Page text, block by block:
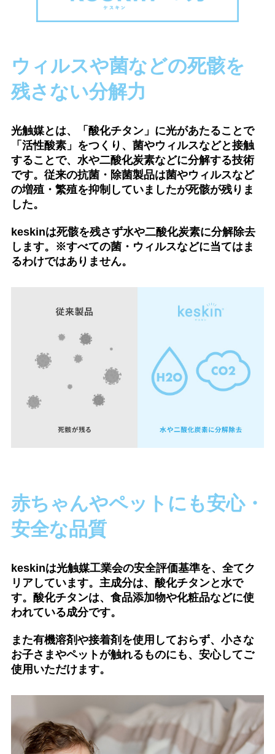
ウィルスや菌などの死骸を
残さない分解力
光触媒とは、「酸化チタン」に光があたることで
「活性酸素」をつくり、菌やウィルスなどと接触
することで、水や二酸化炭素などに分解する技術
です。従来の抗菌・除菌製品は菌やウィルスなど
の増殖・繁殖を抑制していましたが死骸が残りま
した。
keskinは死骸を残さず水や二酸化炭素に分解除去
します。
※すべての菌・ウィルスなどに当てはま
るわけではありません。
赤ちゃんやペットにも安心・
安全な品質
keskinは光触媒工業会の安全評価基準を、全てク
リアしています。 主成分は、酸化チタンと水で
す。酸化チタンは、食品添加物や化粧品などに使
われている成分です。
また有機溶剤や接着剤を使用しておらず、小さな
お子さまやペットが触れるものにも、安心してご
使用いただけます。